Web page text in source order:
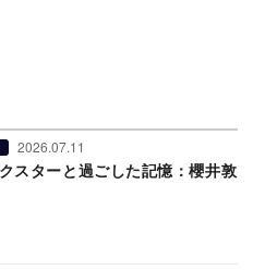
2026.07.11
スターと過ごした記憶：櫻井敦